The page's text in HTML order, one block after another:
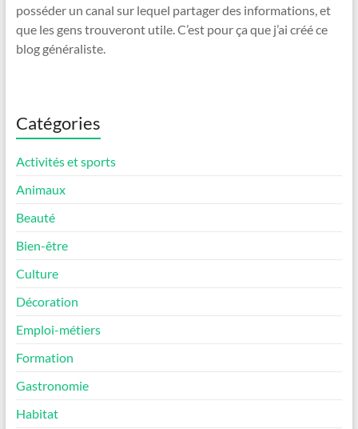
posséder un canal sur lequel partager des informations, et
que les gens trouveront utile. C’est pour ça que j’ai créé ce
blog généraliste.
Catégories
Activités et sports
Animaux
Beauté
Bien-être
Culture
Décoration
Emploi-métiers
Formation
Gastronomie
Habitat